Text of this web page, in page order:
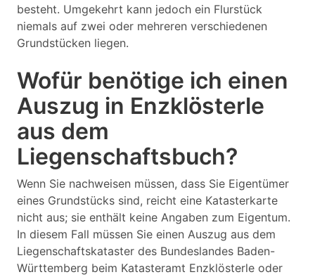
besteht. Umgekehrt kann jedoch ein Flurstück
niemals auf zwei oder mehreren verschiedenen
Grundstücken liegen.
Wofür benötige ich einen
Auszug in Enzklösterle
aus dem
Liegenschaftsbuch?
Wenn Sie nachweisen müssen, dass Sie Eigentümer
eines Grundstücks sind, reicht eine Katasterkarte
nicht aus; sie enthält keine Angaben zum Eigentum.
In diesem Fall müssen Sie einen Auszug aus dem
Liegenschaftskataster des Bundeslandes Baden-
Württemberg beim Katasteramt Enzklösterle oder